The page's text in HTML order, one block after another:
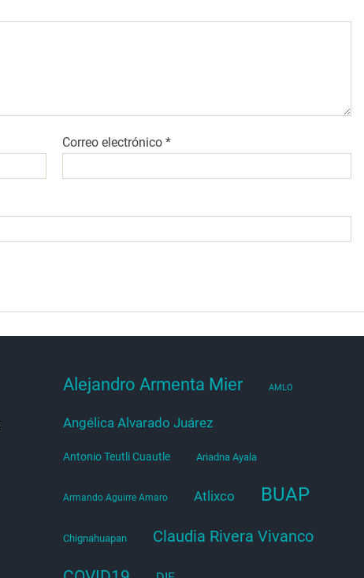
Correo electrónico*
Alejandro Armenta Mier AMLO
Angélica Alvarado Juárez
Antonio Teutli Cuautle Ariadna Ayala
Armando Aguirre Amaro Atlixco BUAP
Chignahuapan Claudia Rivera Vivanco